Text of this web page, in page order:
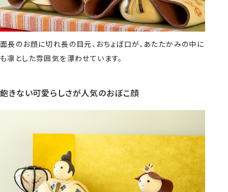
面長のお顔に切れ長の目元、おちょぼ口が、あたたかみの中に
も凛とした雰囲気を漂わせています。
飽きない可愛らしさが人気のおぼこ顔